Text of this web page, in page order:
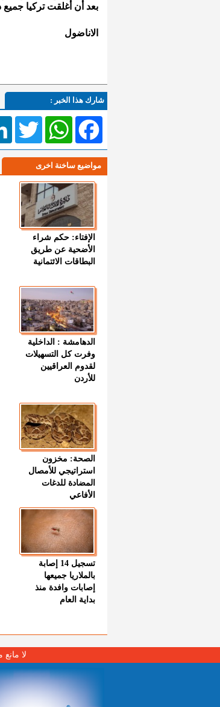
بعد أن أغلقت تركيا جميع
الاناضول
شارك هذا الخبر :
TwitterWhatsAppFacebook
مواضيع ساخنة اخرى
الإفتاء: حكم شراء
الأضحية عن طريق
البطاقات الائتمانية
الدهامشة : الداخلية
وفرت كل التسهيلات
لقدوم العراقيين
للأردن
الصحة: مخزون
استراتيجي للأمصال
المضادة للدغات
الأفاعي
تسجيل 14 إصابة
بالملاريا جميعها
إصابات وافدة منذ
بداية العام
لا